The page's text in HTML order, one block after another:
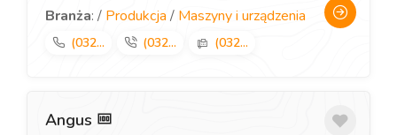
Branża: / Produkcja / Maszyny i urządzenia
(032... (032... (032...
Angus